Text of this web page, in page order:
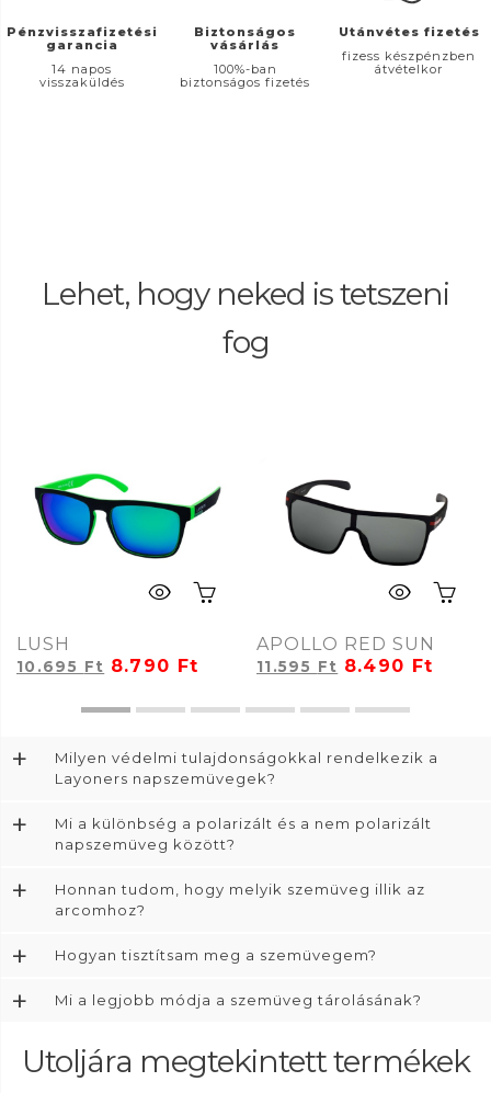
Pénzvisszafizetési
garancia
14 napos
visszaküldés
Biztonságos
vásárlás
100%-ban
biztonságos fizetés
Utánvétes fizetés
fizess készpénzben
átvételkor
Lehet, hogy neked is tetszeni
fog
LUSH
10.695 Ft 8.790 Ft
APOLLO RED SUN
11.595 Ft 8.490 Ft
+
Milyen védelmi tulajdonságokkal rendelkezik a
Layoners napszemüvegek?
+
Mi a különbség a polarizált és a nem polarizált
napszemüveg között?
+
Honnan tudom, hogy melyik szemüveg illik az
arcomhoz?
+ Hogyan tisztítsam meg a szemüvegem?
+ Mi a legjobb módja a szemüveg tárolásának?
Utoljára megtekintett termékek